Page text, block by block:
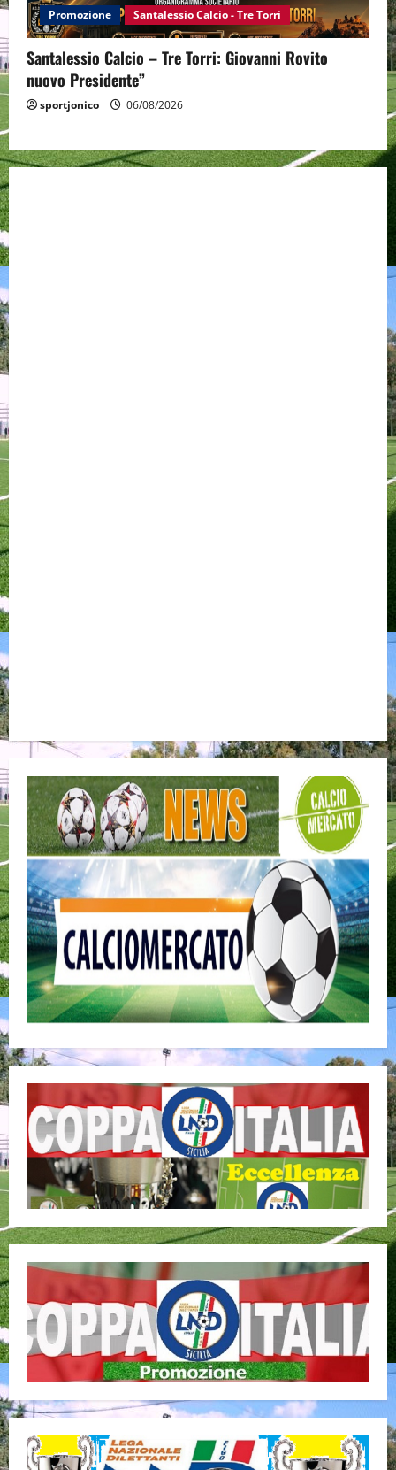
Promozione Santalessio Calcio - Tre Torri
Santalessio Calcio – Tre Torri: Giovanni Rovito
nuovo Presidente”
sportjonico 06/08/2026